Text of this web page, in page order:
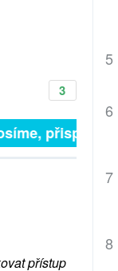
3
přispějte. ➥
přístup